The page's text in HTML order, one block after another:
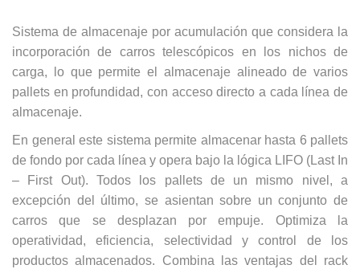
Sistema de almacenaje por acumulación que considera la
incorporación de carros telescópicos en los nichos de
carga, lo que permite el almacenaje alineado de varios
pallets en profundidad, con acceso directo a cada línea de
almacenaje.
En general este sistema permite almacenar hasta 6 pallets
de fondo por cada línea y opera bajo la lógica LIFO (Last In
– First Out). Todos los pallets de un mismo nivel, a
excepción del último, se asientan sobre un conjunto de
carros que se desplazan por empuje. Optimiza la
operatividad, eficiencia, selectividad y control de los
productos almacenados. Combina las ventajas del rack